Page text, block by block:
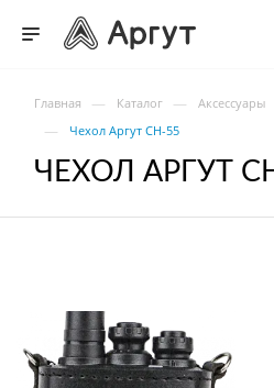
Главная — Каталог — Аксессуары
— Чехол Аргут CH-55
ЧЕХОЛ АРГУТ